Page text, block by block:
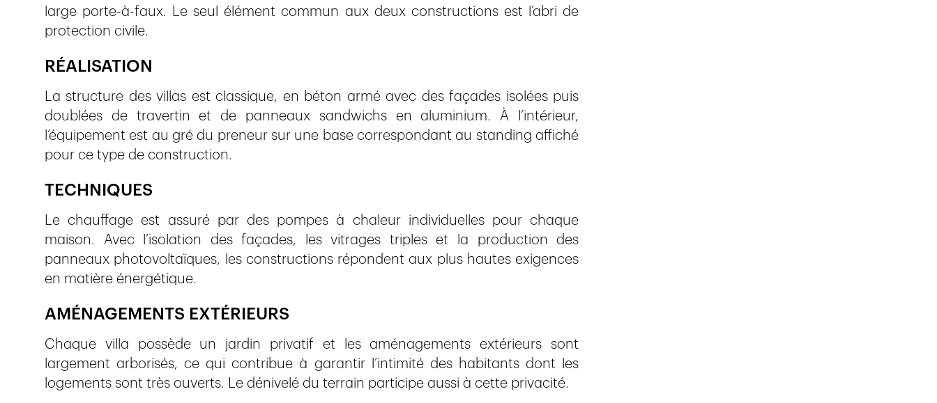
large porte-à-faux. Le seul élément commun aux deux constructions est l’abri de
protection civile.
RÉALISATION
La structure des villas est classique, en béton armé avec des façades isolées puis
doublées de travertin et de panneaux sandwichs en aluminium. À l’intérieur,
l’équipement est au gré du preneur sur une base correspondant au standing affiché
pour ce type de construction.
TECHNIQUES
Le chauffage est assuré par des pompes à chaleur individuelles pour chaque
maison. Avec l’isolation des façades, les vitrages triples et la production des
panneaux photovoltaïques, les constructions répondent aux plus hautes exigences
en matière énergétique.
AMÉNAGEMENTS EXTÉRIEURS
Chaque villa possède un jardin privatif et les aménagements extérieurs sont
largement arborisés, ce qui contribue à garantir l’intimité des habitants dont les
logements sont très ouverts. Le dénivelé du terrain participe aussi à cette privacité.